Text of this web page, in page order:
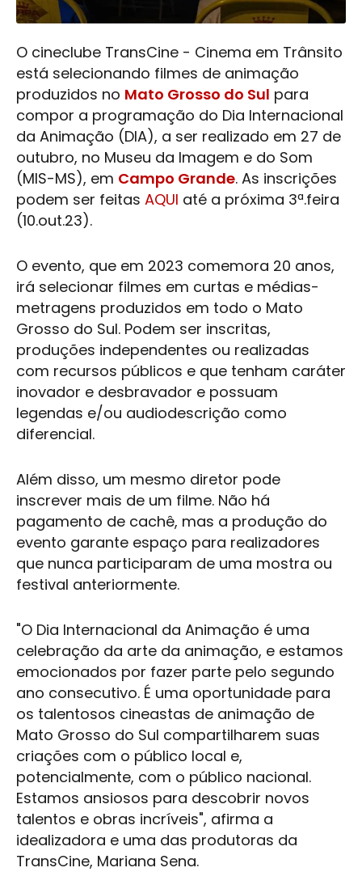
O cineclube TransCine - Cinema em Trânsito
está selecionando filmes de animação
produzidos no Mato Grosso do Sul para
compor a programação do Dia Internacional
da Animação (DIA), a ser realizado em 27 de
outubro, no Museu da Imagem e do Som
(MIS-MS), em Campo Grande. As inscrições
podem ser feitas AQUI até a próxima 3ª.feira
(10.out.23).
O evento, que em 2023 comemora 20 anos,
irá selecionar filmes em curtas e médias-
metragens produzidos em todo o Mato
Grosso do Sul. Podem ser inscritas,
produções independentes ou realizadas
com recursos públicos e que tenham caráter
inovador e desbravador e possuam
legendas e/ou audiodescrição como
diferencial.
Além disso, um mesmo diretor pode
inscrever mais de um filme. Não há
pagamento de cachê, mas a produção do
evento garante espaço para realizadores
que nunca participaram de uma mostra ou
festival anteriormente.
"O Dia Internacional da Animação é uma
celebração da arte da animação, e estamos
emocionados por fazer parte pelo segundo
ano consecutivo. É uma oportunidade para
os talentosos cineastas de animação de
Mato Grosso do Sul compartilharem suas
criações com o público local e,
potencialmente, com o público nacional.
Estamos ansiosos para descobrir novos
talentos e obras incríveis", afirma a
idealizadora e uma das produtoras da
TransCine, Mariana Sena.